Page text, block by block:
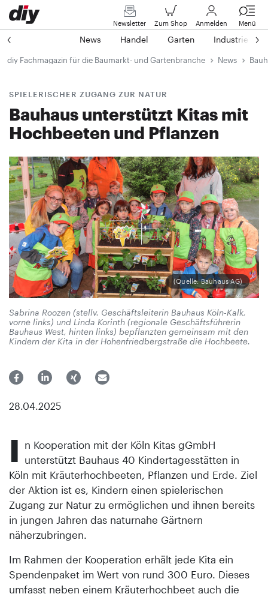
Newsletter Zum Shop Anmelden Menü
News Handel Garten Industrie
diy Fachmagazin für die Baumarkt- und Gartenbranche News
SPIELERISCHER ZUGANG ZUR NATUR
Bauhaus unterstützt Kitas mit
Hochbeeten und Pflanzen
(Quelle: Bauhaus AG)
Sabrina Roozen (stellv. Geschäftsleiterin Bauhaus Köln-Kalk,
vorne links) und Linda Korinth (regionale Geschäftsführerin
Bauhaus West, hinten links) bepflanzten gemeinsam mit den
Kindern der Kita in der Hohenfriedbergstraße die Hochbeete.
28.04.2025
I n Kooperation mit der Köln Kitas gGmbH
unterstützt Bauhaus 40 Kindertagesstätten in
Köln mit Kräuterhochbeeten, Pflanzen und Erde. Ziel
der Aktion ist es, Kindern einen spielerischen
Zugang zur Natur zu ermöglichen und ihnen bereits
in jungen Jahren das naturnahe Gärtnern
näherzubringen.
Im Rahmen der Kooperation erhält jede Kita ein
Spendenpaket im Wert von rund 300 Euro. Dieses
umfasst neben einem Kräuterhochbeet auch die